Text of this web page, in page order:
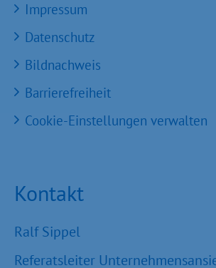
Impressum
Datenschutz
Bildnachweis
Barrierefreiheit
Cookie-Einstellungen verwalten
Kontakt
Ralf Sippel
Referatsleiter